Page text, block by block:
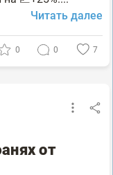
Читать далее
0 0 7
от